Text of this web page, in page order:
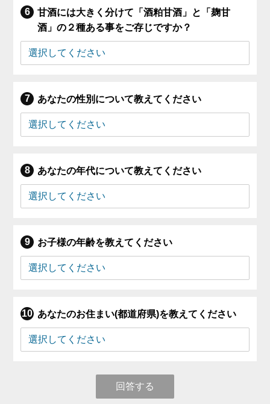
甘酒には大きく分けて「酒粕甘酒」と「麹甘
酒」の２種ある事をご存じですか？
あなたの性別について教えてください
あなたの年代について教えてください
お子様の年齢を教えてください
あなたのお住まい(都道府県)を教えてください
回答する